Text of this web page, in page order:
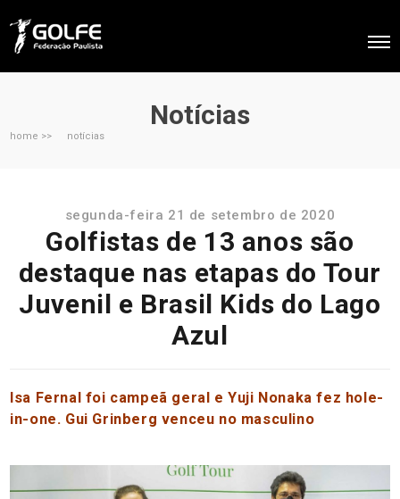
Notícias
home >> notícias
segunda-feira 21 de setembro de 2020
Golfistas de 13 anos são
destaque nas etapas do Tour
Juvenil e Brasil Kids do Lago
Azul
Isa Fernal foi campeã geral e Yuji Nonaka fez hole-
in-one. Gui Grinberg venceu no masculino